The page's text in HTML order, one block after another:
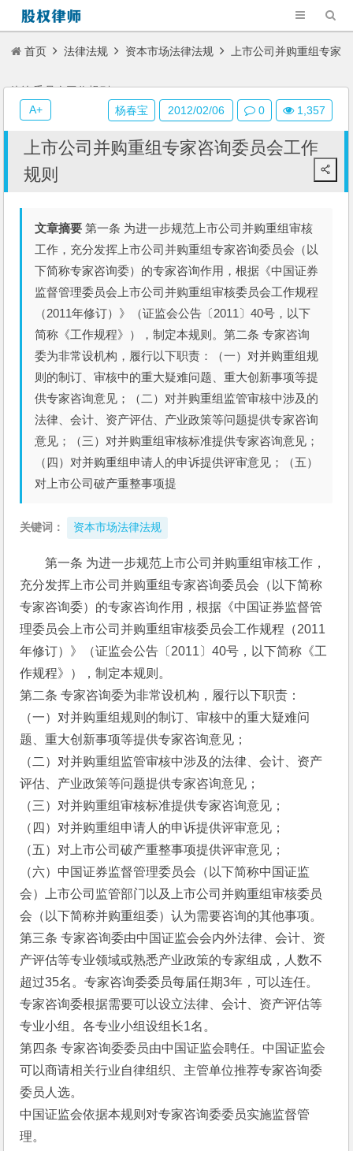
首页 法律法规 资本市场法律法规 上市公司并购重组专家
咨询委员会工作规则
上市公司并购重组专家咨询委员会工作
规则
文章摘要 第一条 为进一步规范上市公司并购重组审核
工作，充分发挥上市公司并购重组专家咨询委员会（以
下简称专家咨询委）的专家咨询作用，根据《中国证券
监督管理委员会上市公司并购重组审核委员会工作规程
（2011年修订）》（证监会公告〔2011〕40号，以下
简称《工作规程》），制定本规则。第二条 专家咨询
委为非常设机构，履行以下职责：（一）对并购重组规
则的制订、审核中的重大疑难问题、重大创新事项等提
供专家咨询意见；（二）对并购重组监管审核中涉及的
法律、会计、资产评估、产业政策等问题提供专家咨询
意见；（三）对并购重组审核标准提供专家咨询意见；
（四）对并购重组申请人的申诉提供评审意见；（五）
对上市公司破产重整事项提
关键词： 资本市场法律法规
第一条 为进一步规范上市公司并购重组审核工作，
充分发挥上市公司并购重组专家咨询委员会（以下简称
专家咨询委）的专家咨询作用，根据《中国证券监督管
理委员会上市公司并购重组审核委员会工作规程（2011
年修订）》（证监会公告〔2011〕40号，以下简称《工
作规程》），制定本规则。
第二条 专家咨询委为非常设机构，履行以下职责：
（一）对并购重组规则的制订、审核中的重大疑难问
题、重大创新事项等提供专家咨询意见；
（二）对并购重组监管审核中涉及的法律、会计、资产
评估、产业政策等问题提供专家咨询意见；
（三）对并购重组审核标准提供专家咨询意见；
（四）对并购重组申请人的申诉提供评审意见；
（五）对上市公司破产重整事项提供评审意见；
（六）中国证券监督管理委员会（以下简称中国证监
会）上市公司监管部门以及上市公司并购重组审核委员
会（以下简称并购重组委）认为需要咨询的其他事项。
第三条 专家咨询委由中国证监会会内外法律、会计、资
产评估等专业领域或熟悉产业政策的专家组成，人数不
超过35名。专家咨询委委员每届任期3年，可以连任。
专家咨询委根据需要可以设立法律、会计、资产评估等
专业小组。各专业小组设组长1名。
第四条 专家咨询委委员由中国证监会聘任。中国证监会
可以商请相关行业自律组织、主管单位推荐专家咨询委
委员人选。
中国证监会依据本规则对专家咨询委委员实施监督管
理。
杨春宝 2012/02/06 0 1,357
A+